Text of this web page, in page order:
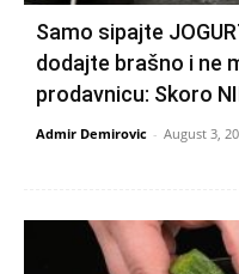
Samo sipajte
dodajte brašno i ne
prodavnicu: Skoro
Admir Demirovic - August 3,